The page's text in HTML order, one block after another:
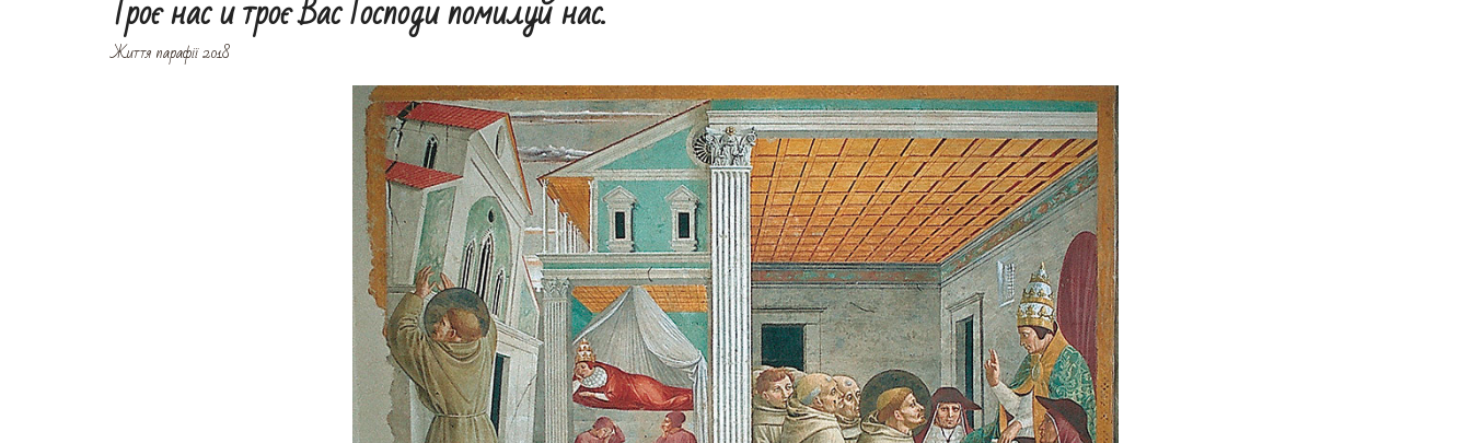
Життя парафії 2018